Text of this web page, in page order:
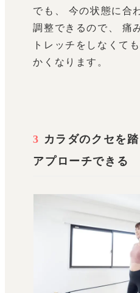
でも、 今の状態に合
調整できるので、 痛
トレッチをしなくて
かくなります。
3 カラダのクセを
アプローチできる